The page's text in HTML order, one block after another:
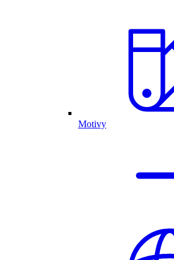
Motivy